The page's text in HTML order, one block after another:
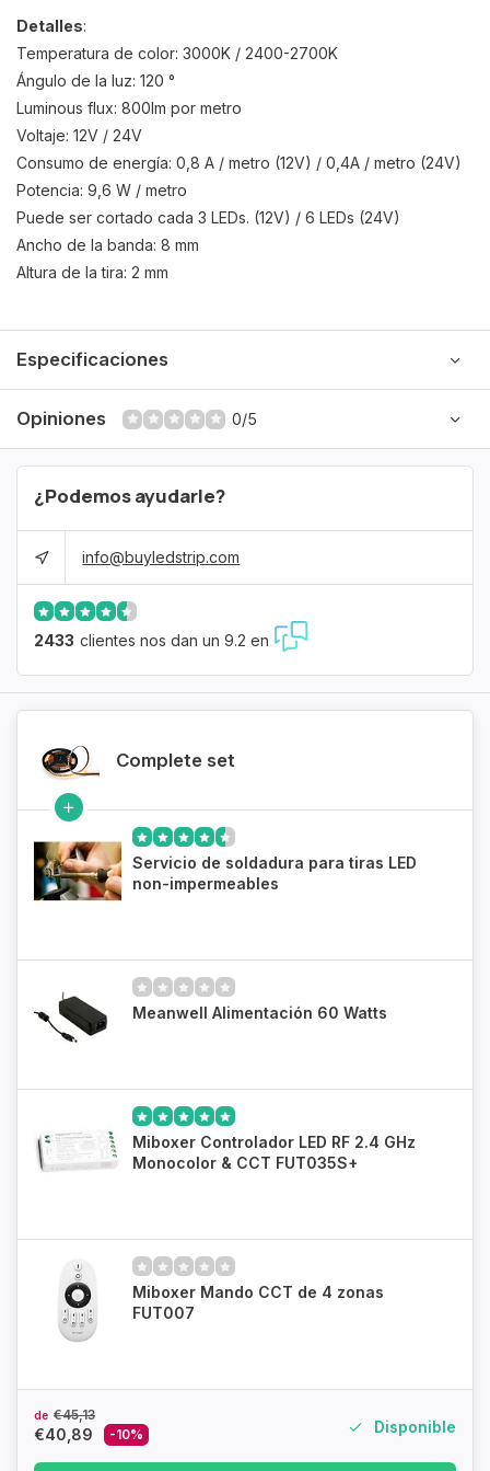
Detalles:
Temperatura de color: 3000K / 2400-2700K
Ángulo de la luz: 120 °
Luminous flux: 800lm por metro
Voltaje: 12V / 24V
Consumo de energía: 0,8 A / metro (12V) / 0,4A / metro (24V)
Potencia: 9,6 W / metro
Puede ser cortado cada 3 LEDs. (12V) / 6 LEDs (24V)
Ancho de la banda: 8 mm
Altura de la tira: 2 mm
Especificaciones
Opiniones 0/5
¿Podemos ayudarle?
info@buyledstrip.com
2433 clientes nos dan un 9.2 en
Complete set
Servicio de soldadura para tiras LED
non-impermeables
Meanwell Alimentación 60 Watts
Miboxer Controlador LED RF 2.4 GHz
Monocolor & CCT FUT035S+
Miboxer Mando CCT de 4 zonas
FUT007
de €45,13
€40,89 -10% Disponible